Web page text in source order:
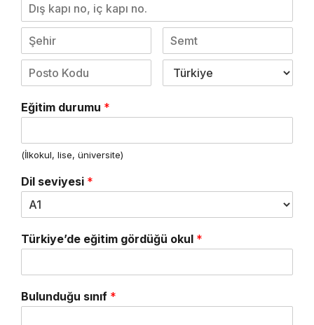
Eğitim durumu *
(İlkokul, lise, üniversite)
Dil seviyesi *
Türkiye’de eğitim gördüğü okul *
Bulunduğu sınıf *